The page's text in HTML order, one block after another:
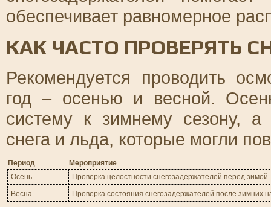
обеспечивает равномерное
КАК ЧАСТО ПРОВЕРЯТЬ
Рекомендуется проводить
год – осенью и весной.
систему к зимнему сезону, а
снега и льда, которые могли
Период
Мероприятие
Осень
Проверка целостности снегозадержателей перед зимой
Весна
Проверка состояния снегозадержателей после зимних